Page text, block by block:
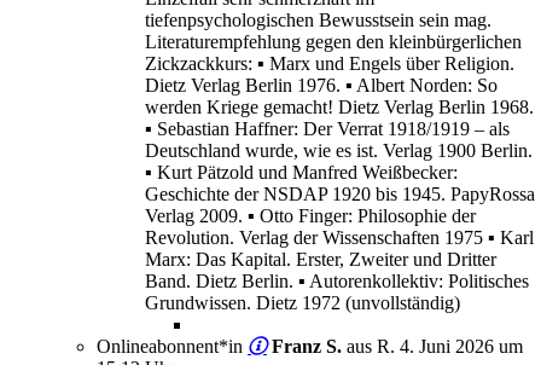
tiefenpsychologischen Bewusstsein sein mag.
Literaturempfehlung gegen den kleinbürgerlichen
Zickzackkurs: ▪ Marx und Engels über Religion.
Dietz Verlag Berlin 1976. ▪ Albert Norden: So
werden Kriege gemacht! Dietz Verlag Berlin 1968.
▪ Sebastian Haffner: Der Verrat 1918/1919 – als
Deutschland wurde, wie es ist. Verlag 1900 Berlin.
▪ Kurt Pätzold und Manfred Weißbecker:
Geschichte der NSDAP 1920 bis 1945. PapyRossa
Verlag 2009. ▪ Otto Finger: Philosophie der
Revolution. Verlag der Wissenschaften 1975 ▪ Karl
Marx: Das Kapital. Erster, Zweiter und Dritter
Band. Dietz Berlin. ▪ Autorenkollektiv: Politisches
Grundwissen. Dietz 1972 (unvollständig)
Onlineabonnent*in Franz S. aus R. 4. Juni 2026 um